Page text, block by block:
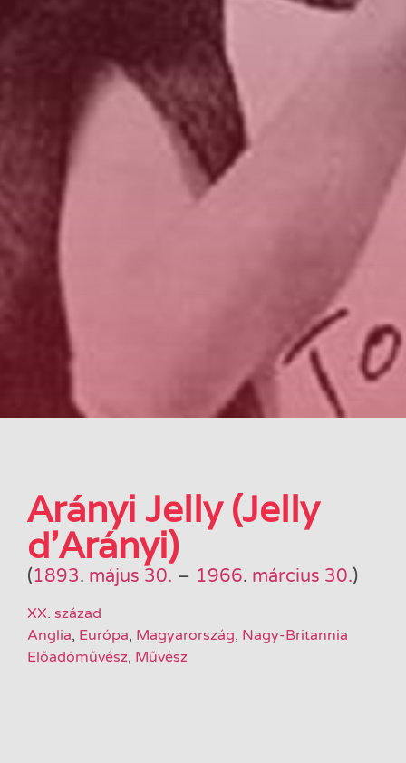
Arányi Jelly (Jelly
d’Arányi)
(1893. május 30. – 1966. március 30.)
XX. század
Anglia, Európa, Magyarország, Nagy-Britannia
Előadóművész, Művész